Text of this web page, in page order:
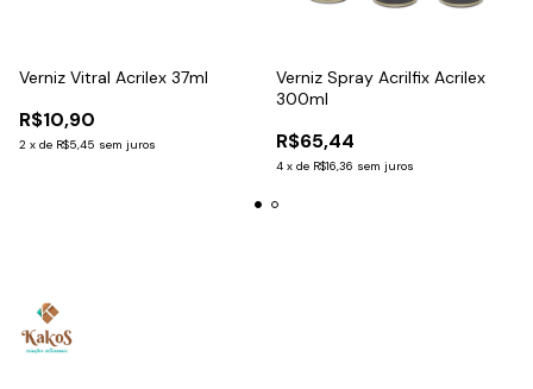
Verniz Vitral Acrilex 37ml
R$10,90
2 x de R$5,45 sem juros
Verniz Spray Acrilfix Acrilex
300ml
R$65,44
4 x de R$16,36 sem juros